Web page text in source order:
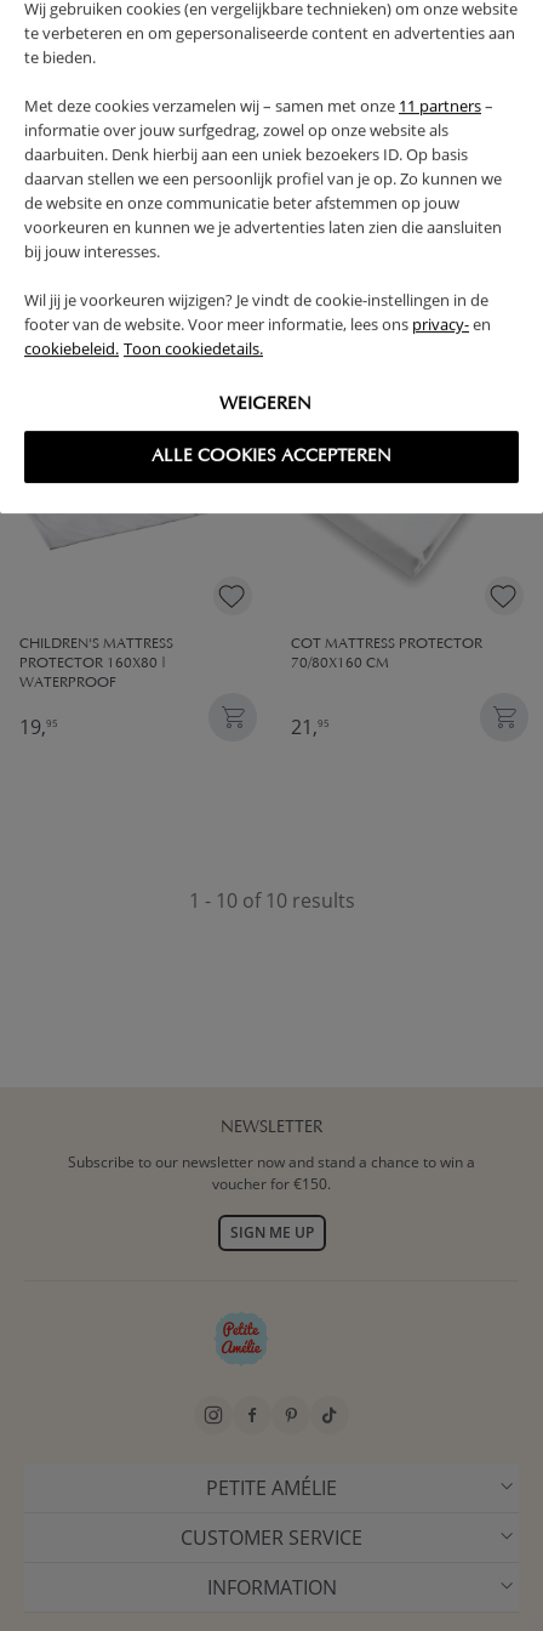
Wij gebruiken cookies (en vergelijkbare technieken) om onze website
te verbeteren en om gepersonaliseerde content en advertenties aan
te bieden.
Met deze cookies verzamelen wij – samen met onze 11 partners–
informatie over jouw surfgedrag, zowel op onze website als
daarbuiten. Denk hierbij aan een uniek bezoekers ID. Op basis
daarvan stellen we een persoonlijk profiel van je op. Zo kunnen we
de website en onze communicatie beter afstemmen op jouw
voorkeuren en kunnen we je advertenties laten zien die aansluiten
bij jouw interesses.
Wil jij je voorkeuren wijzigen? Je vindt de cookie-instellingen in de
footer van de website. Voor meer informatie, lees ons privacy-en
cookiebeleid. Toon cookiedetails.
WEIGEREN
ALLE COOKIES ACCEPTEREN
KID'S TRUNDLE BED FOR HOUSE
BED «MAISON» (80 X 160 CM) |
MATTRESS
214,95
234,90
CHILDREN'S MATTRESS
20,95
CHILDREN'S MATTRESS
PROTECTOR 160X80 |
WATERPROOF
19,95
COT MATTRESS PROTECTOR
70/80X160 CM
21,95
1 - 10 of 10 results
NEWSLETTER
Subscribe to our newsletter now and stand a chance to win a
voucher for €150.
SIGN ME UP
PETITE AMÉLIE
CUSTOMER SERVICE
INFORMATION